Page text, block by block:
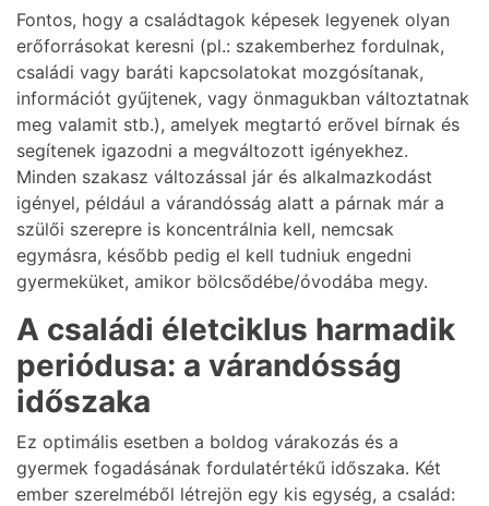
Fontos, hogy a családtagok képesek legyenek olyan
erőforrásokat keresni (pl.: szakemberhez fordulnak,
családi vagy baráti kapcsolatokat mozgósítanak,
információt gyűjtenek, vagy önmagukban változtatnak
meg valamit stb.), amelyek megtartó erővel bírnak és
segítenek igazodni a megváltozott igényekhez.
Minden szakasz változással jár és alkalmazkodást
igényel, például a várandósság alatt a párnak már a
szülői szerepre is koncentrálnia kell, nemcsak
egymásra, később pedig el kell tudniuk engedni
gyermeküket, amikor bölcsődébe/óvodába megy.
A családi életciklus harmadik
periódusa: a várandósság
időszaka
Ez optimális esetben a boldog várakozás és a
gyermek fogadásának fordulatértékű időszaka. Két
ember szerelméből létrejön egy kis egység, a család: